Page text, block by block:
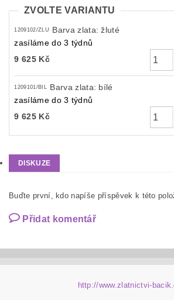
ZVOLTE VARIANTU
1209102/ZLU
Barva zlata: žluté
zasíláme do 3 týdnů
9 625 Kč
1209101/BIL
Barva zlata: bílé
zasíláme do 3 týdnů
9 625 Kč
DISKUZE
Buďte první, kdo napíše příspěvek k této
Přidat komentář
http://www.zlatnictvi-